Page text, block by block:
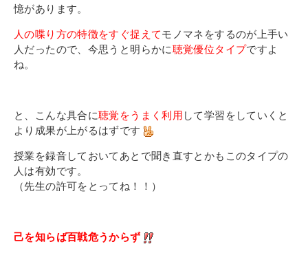
憶があります。
人の喋り方の特徴をすぐ捉えてモノマネをするのが上手い
人だったので、今思うと明らかに聴覚優位タイプですよ
ね。
と、こんな具合に聴覚をうまく利用 して学習をしていくと
より成果が上がるはずです
授業を録音しておいてあとで聞き直すとかもこのタイプの
人は有効です。
（先生の許可をとってね！！）
己を知らば百戦危うからず